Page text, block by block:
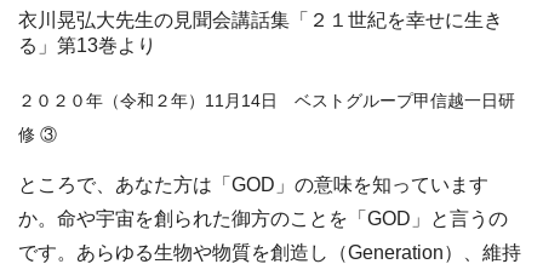
衣川晃弘大先生の見聞会講話集「２１世紀を幸せに生き
る」第13巻より
２０２０年（令和２年）11月14日 ベストグループ甲信越一日研
修 ③
ところで、あなた方は「GOD」の意味を知っています
か。命や宇宙を創られた御方のことを「GOD」と言うの
です。あらゆる生物や物質を創造し（Generation）、維持